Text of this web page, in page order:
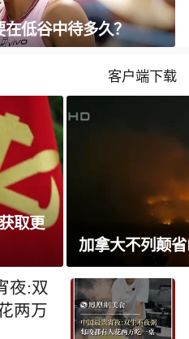
低谷中待多久？
客户端下载
8千人撤离
夜:双
两万